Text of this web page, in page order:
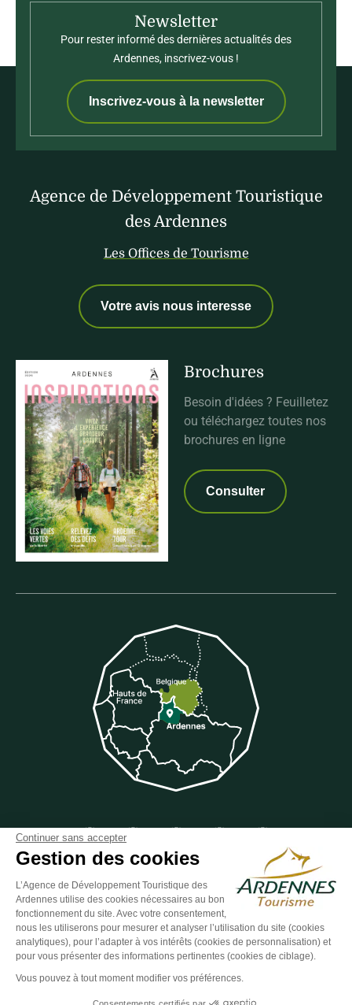
Newsletter
Pour rester informé des dernières actualités des
Ardennes, inscrivez-vous !
Inscrivez-vous à la newsletter
Agence de Développement Touristique
des Ardennes
Les Offices de Tourisme
Votre avis nous interesse
Brochures
Besoin d'idées ? Feuilletez
ou téléchargez toutes nos
brochures en ligne
Consulter
Suivez-nous sur Facebook
ESPACE GROUPES ESPACE PRESSE ESPACE PRO
Plan du site-Politique de confidentialité -Mentions légales -
Éditer mes cookies -Made with byIRIS Interactive
conditions d'utilisation de Google s'appliquent.
Continuer sans accepter
Gestion des cookies
L’Agence de Développement Touristique des
Ardennes utilise des cookies nécessaires au bon
fonctionnement du site. Avec votre consentement,
nous les utiliserons pour mesurer et analyser l’utilisation du site (cookies
analytiques), pour l’adapter à vos intérêts (cookies de personnalisation) et
pour vous présenter des informations pertinentes (cookies de ciblage).
Vous pouvez à tout moment modifier vos préférences.
Consentements certifiés par